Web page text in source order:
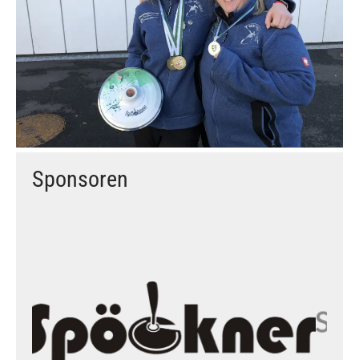
Sponsoren